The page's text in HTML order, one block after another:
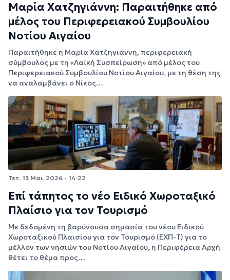
Μαρία Χατζηγιάννη: Παραιτήθηκε από
μέλος του Περιφερειακού Συμβουλίου
Νοτίου Αιγαίου
Παραιτήθηκε η Μαρία Χατζηγιάννη, περιφερειακή
σύμβουλος με τη «Λαϊκή Συσπείρωση» από μέλος του
Περιφερειακού Συμβουλίου Νοτίου Αιγαίου, με τη θέση της
να αναλαμβάνει ο Νίκος…
Τετ, 13 Μαι. 2026 - 14:22
Επί τάπητος το νέο Ειδικό Χωροταξικό
Πλαίσιο για τον Τουρισμό
Με δεδομένη τη βαρύνουσα σημασία του νέου Ειδικού
Χωροταξικού Πλαισίου για τον Τουρισμό (ΕΧΠ-Τ) για το
μέλλον των νησιών του Νοτίου Αιγαίου, η Περιφέρεια Αρχή
θέτει το θέμα προς…